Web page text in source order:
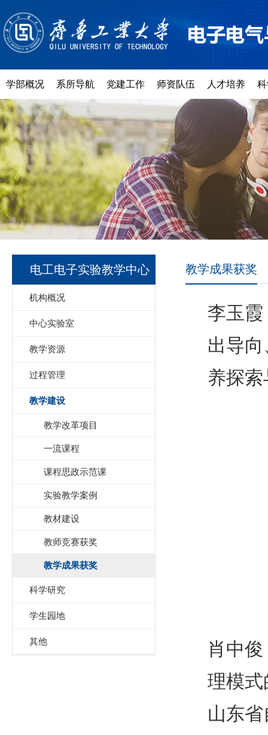
学部概况 系所导航 党建工作 师资队伍 人才培养
电工电子实验教学中心
机构概况
中心实验室
教学资源
过程管理
教学建设
教学改革项目
一流课程
课程思政示范课
实验教学案例
教材建设
教师竞赛获奖
教学成果获奖
科学研究
学生园地
其他
教学成果获奖
李玉
出导
养探
肖中
理模
山东